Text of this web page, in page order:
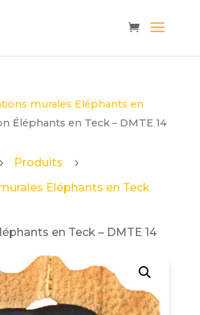
murales Eléphants en
Éléphants en Teck – DMTE 14
5 Produits 5
Eléphants en Teck
en Teck – DMTE 14